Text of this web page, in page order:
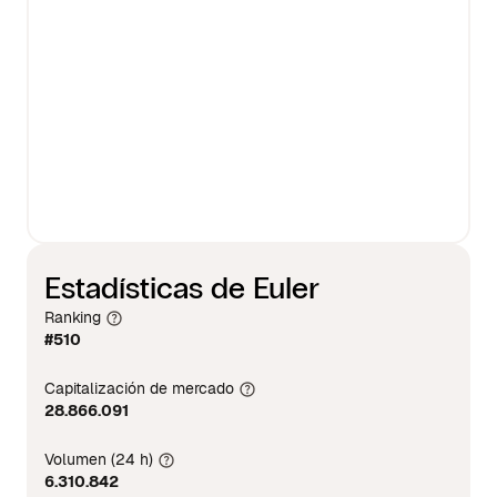
Estadísticas de Euler
Ranking
#510
Capitalización de mercado
28.866.091
Volumen (24 h)
6.310.842